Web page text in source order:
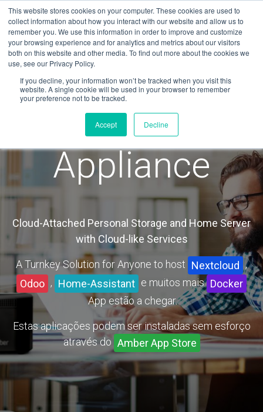
This website stores cookies on your computer. These cookies are used to
collect information about how you interact with our website and allow us to
remember you. We use this information in order to improve and customize
your browsing experience and for analytics and metrics about our visitors
both on this website and other media. To find out more about the cookies we
use, see our Privacy Policy.
If you decline, your information won’t be tracked when you visit this
website. A single cookie will be used in your browser to remember
your preference not to be tracked.
Accept Decline
Hybrid Cloud
Computing
Appliance
Cloud-Attached Personal Storage and Home Server
with Cloud-like Services
A TurnkeySolution for Anyone to host Nextcloud ,
Odoo , Home-Assistant e muitos mais Docker
App estão a chegar.
Estas aplicações podem ser instaladas sem esforço
através do Amber App Store